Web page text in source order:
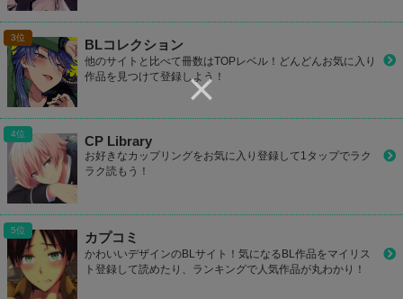
BLコレクション
他のサイトと比べて冊数はTOPレベル！どんどんお気に入り
作品を見つけて登録しよう！
CP Library
お好きなカップリングをお気に入り登録して1タップでラク
ラク読もう！
カプコミ
かわいいデザインのBLサイト！気になるBL作品をマイリス
ト登録して読めたり、ランキングで人気作品が丸わかり！